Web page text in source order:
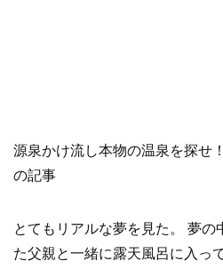
源泉かけ流し本物の温泉を探せ
の記事
とてもリアルな夢を見た。 夢の
た父親と一緒に露天風呂に入っ